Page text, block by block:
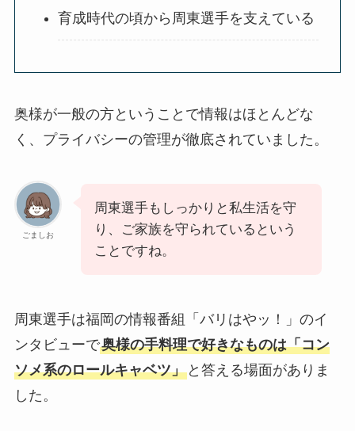
育成時代の頃から周東選手を支えている
奥様が一般の方ということで情報はほとんどな
く、プライバシーの管理が徹底されていました。
ごましお
周東選手もしっかりと私生活を守
り、ご家族を守られているという
ことですね。
周東選手は福岡の情報番組「バリはやッ！」のイ
ンタビューで奥様の手料理で好きなものは「コン
ソメ系のロールキャベツ」と答える場面がありま
した。